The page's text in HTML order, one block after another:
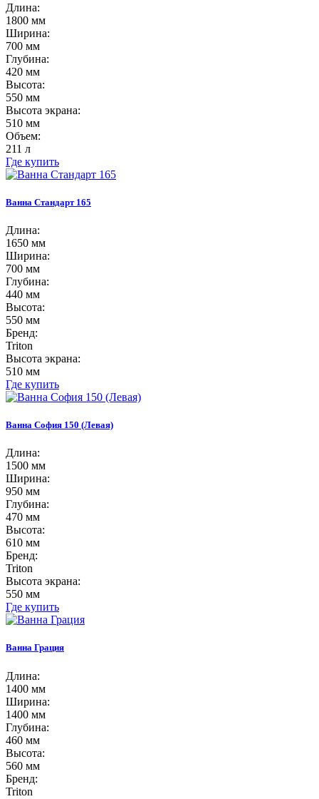
Длина:
1800 мм
Ширина:
700 мм
Глубина:
420 мм
Высота:
550 мм
Высота экрана:
510 мм
Объем:
211 л
Где купить
Ванна Стандарт 165
Длина:
1650 мм
Ширина:
700 мм
Глубина:
440 мм
Высота:
550 мм
Бренд:
Triton
Высота экрана:
510 мм
Где купить
Ванна София 150 (Левая)
Длина:
1500 мм
Ширина:
950 мм
Глубина:
470 мм
Высота:
610 мм
Бренд:
Triton
Высота экрана:
550 мм
Где купить
Ванна Грация
Длина:
1400 мм
Ширина:
1400 мм
Глубина:
460 мм
Высота:
560 мм
Бренд:
Triton